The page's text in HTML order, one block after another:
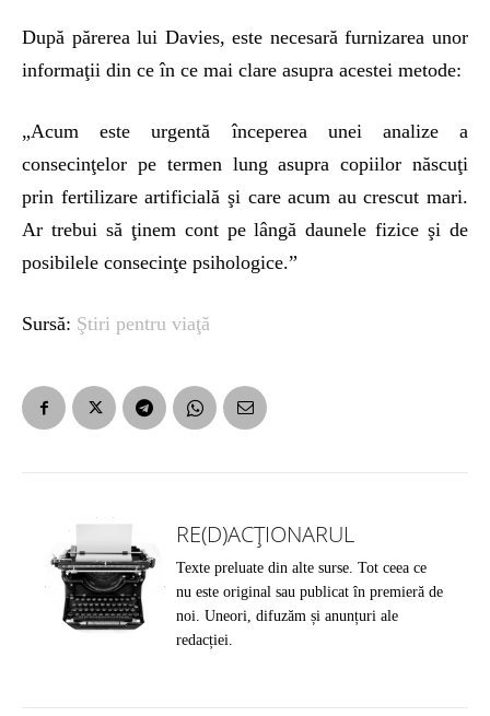
După părerea lui Davies, este necesară furnizarea unor
informaţii din ce în ce mai clare asupra acestei metode:
„Acum este urgentă începerea unei analize a
consecinţelor pe termen lung asupra copiilor născuţi
prin fertilizare artificială şi care acum au crescut mari.
Ar trebui să ţinem cont pe lângă daunele fizice şi de
posibilele consecinţe psihologice.”
Sursă: Ştiri pentru viaţă
RE(D)ACȚIONARUL
Texte preluate din alte surse. Tot ceea ce
nu este original sau publicat în premieră de
noi. Uneori, difuzăm și anunțuri ale
redacției.